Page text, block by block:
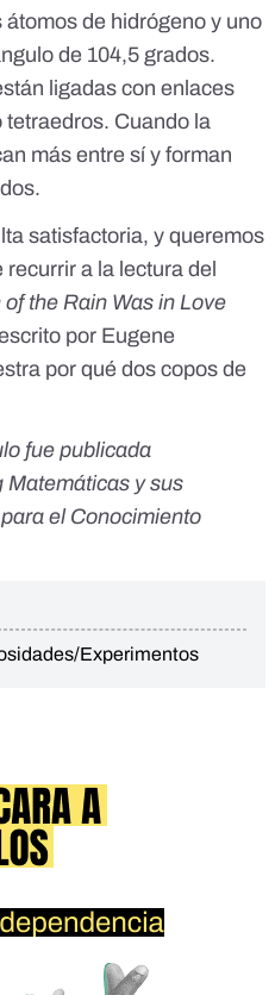
de hidrógeno y uno
de 104,5 grados.
ligadas con enlaces
Cuando la
más entre sí y forman
satisfactoria, y queremos
a la lectura del
the Rain Was in Love
por Eugene
por qué dos copos de
fue publicada
Matemáticas y sus
el Conocimiento
Experimentos